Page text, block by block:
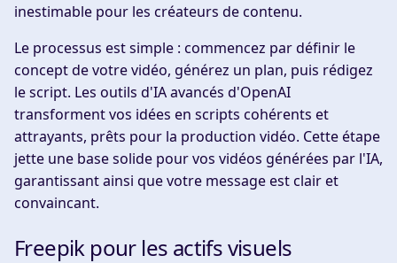
inestimable pour les créateurs de contenu.
Le processus est simple : commencez par définir le
concept de votre vidéo, générez un plan, puis rédigez
le script. Les outils d'IA avancés d'OpenAI
transforment vos idées en scripts cohérents et
attrayants, prêts pour la production vidéo. Cette étape
jette une base solide pour vos vidéos générées par l'IA,
garantissant ainsi que votre message est clair et
convaincant.
Freepik pour les actifs visuels